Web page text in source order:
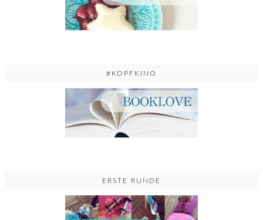
#KOPFKINO
ERSTE RUNDE